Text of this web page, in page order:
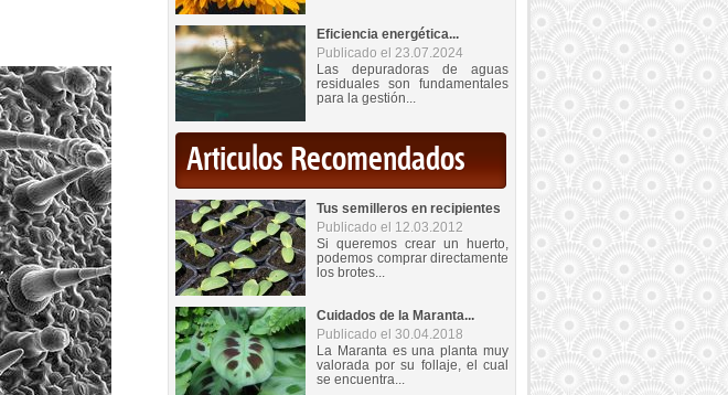
Eficiencia energética...
Publicado el 23.07.2024
Las depuradoras de aguas
residuales son fundamentales
para la gestión...
Articulos Recomendados
Tus semilleros en recipientes
Publicado el 12.03.2012
Si queremos crear un huerto,
podemos comprar directamente
los brotes...
Cuidados de la Maranta...
Publicado el 30.04.2018
La Maranta es una planta muy
valorada por su follaje, el cual
se encuentra...